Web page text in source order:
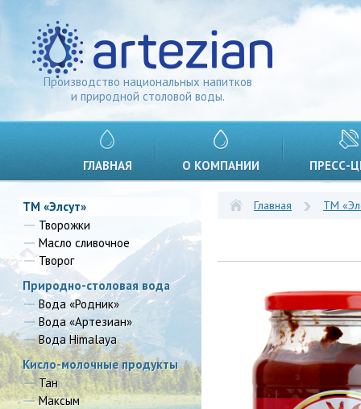
Производство национальных напитков
и природной столовой воды.
ГЛАВНАЯ О КОМПАНИИ ПРЕСС-
ТМ «Элсут»
Творожки
Масло сливочное
Творог
Природно-столовая вода
Вода «Родник»
Вода «Артезиан»
Вода Himalaya
Кисло-молочные продукты
Тан
Максым
Главная ТМ